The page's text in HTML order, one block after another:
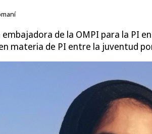
de la OMPI para la PI
materia de PI entre la juventud